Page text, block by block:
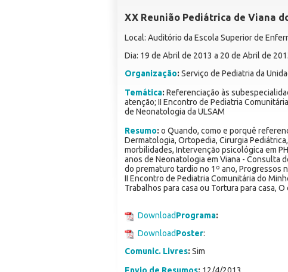
XX Reunião Pediátrica de Viana
Local: Auditório da Escola Superior de
Dia: 19 de Abril de 2013 a 20 de Abril de
Organização: Serviço de Pediatria da
Temática: Referenciação às
atenção; II Encontro de Pediatria
de Neonatologia da ULSAM
Resumo: o Quando, como e porquê
Dermatologia, Ortopedia, Cirurgia
morbilidades, Intervenção psicológica em
anos de Neonatologia em Viana - Consulta
do prematuro tardio no 1º ano, Progressos
II Encontro de Pediatria Comunitária do
Trabalhos para casa ou Tortura para casa,
Programa:
Download
Poster:
Download
Comunic. Livres: Sim
Envio de Resumos: 12/4/2013